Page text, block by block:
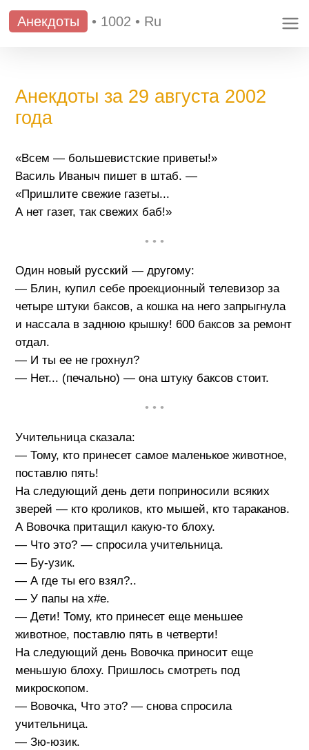
Анекдоты • 1002 • Ru
Анекдоты за 29 августа 2002
года
«Всем — большевистские приветы!»
Василь Иваныч пишет в штаб. —
«Пришлите свежие газеты...
А нет газет, так свежих баб!»
• • •
Один новый русский — другому:
— Блин, купил себе проекционный телевизор за
четыре штуки баксов, а кошка на него запрыгнула
и нассала в заднюю крышку! 600 баксов за ремонт
отдал.
— И ты ее не грохнул?
— Нет... (печально) — она штуку баксов стоит.
• • •
Учительница сказала:
— Тому, кто принесет самое маленькое животное,
поставлю пять!
На следующий день дети поприносили всяких
зверей — кто кроликов, кто мышей, кто тараканов.
А Вовочка притащил какую-то блоху.
— Что это? — спросила учительница.
— Бу-узик.
— А где ты его взял?..
— У папы на х#е.
— Дети! Тому, кто принесет еще меньшее
животное, поставлю пять в четверти!
На следующий день Вовочка приносит еще
меньшую блоху. Пришлось смотреть под
микроскопом.
— Вовочка, Что это? — снова спросила
учительница.
— Зю-юзик.